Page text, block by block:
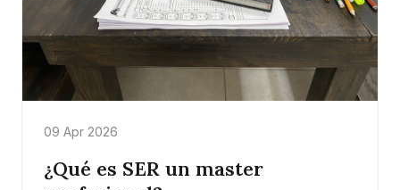
09 Apr 2026
¿Qué es SER un master